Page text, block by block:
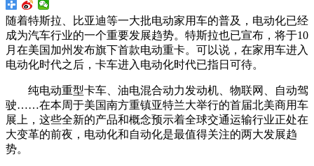
随着特斯拉、比亚迪等一大批电动家用车的普及，电动化已经
成为汽车行业的一个重要发展趋势。特斯拉也已宣布，将于10
月在美国加州发布旗下首款电动重卡。可以说，在家用车进入
电动化时代之后，卡车进入电动化时代已指日可待。
纯电动重型卡车、油电混合动力发动机、物联网、自动驾
驶……在本周于美国南方重镇亚特兰大举行的首届北美商用车
展上，这些全新的产品和概念预示着全球交通运输行业正处在
大变革的前夜，电动化和自动化是最值得关注的两大发展趋
势。